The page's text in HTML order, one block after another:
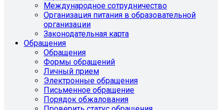
Международное сотрудничество
Организация питания в образовательной
организации
Законодательная карта
Обращения
Обращения
Формы обращений
Личный прием
Электронные обращения
Письменное обращение
Порядок обжалования